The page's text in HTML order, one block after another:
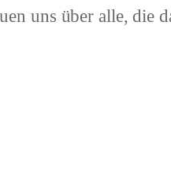
uns über alle, die